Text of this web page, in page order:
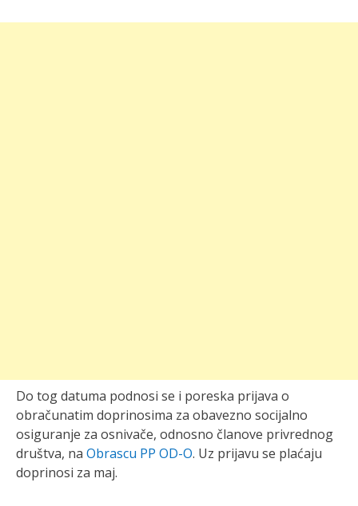
Do tog datuma podnosi se i poreska prijava o
obračunatim doprinosima za obavezno socijalno
osiguranje za osnivače, odnosno članove privrednog
društva, na Obrascu PP OD-O. Uz prijavu se plaćaju
doprinosi za maj.